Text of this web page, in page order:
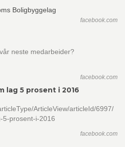
facebook.com
neste medarbeider?
facebook.com
lag 5 prosent i 2016
ArticleView/articleId/6997/
5-prosent-i-2016
facebook.com